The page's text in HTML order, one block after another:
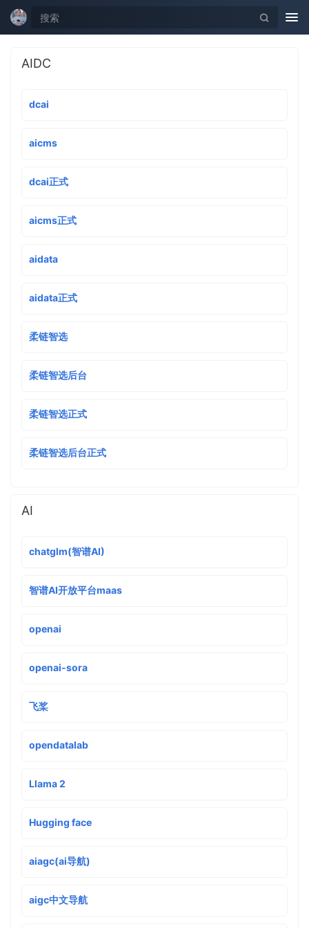
AIDC
dcai
aicms
dcai正式
aicms正式
aidata
aidata正式
柔链智选
柔链智选后台
柔链智选正式
柔链智选后台正式
AI
chatglm(智谱AI)
智谱AI开放平台maas
openai
openai-sora
飞桨
opendatalab
Llama 2
Hugging face
aiagc(ai导航)
aigc中文导航